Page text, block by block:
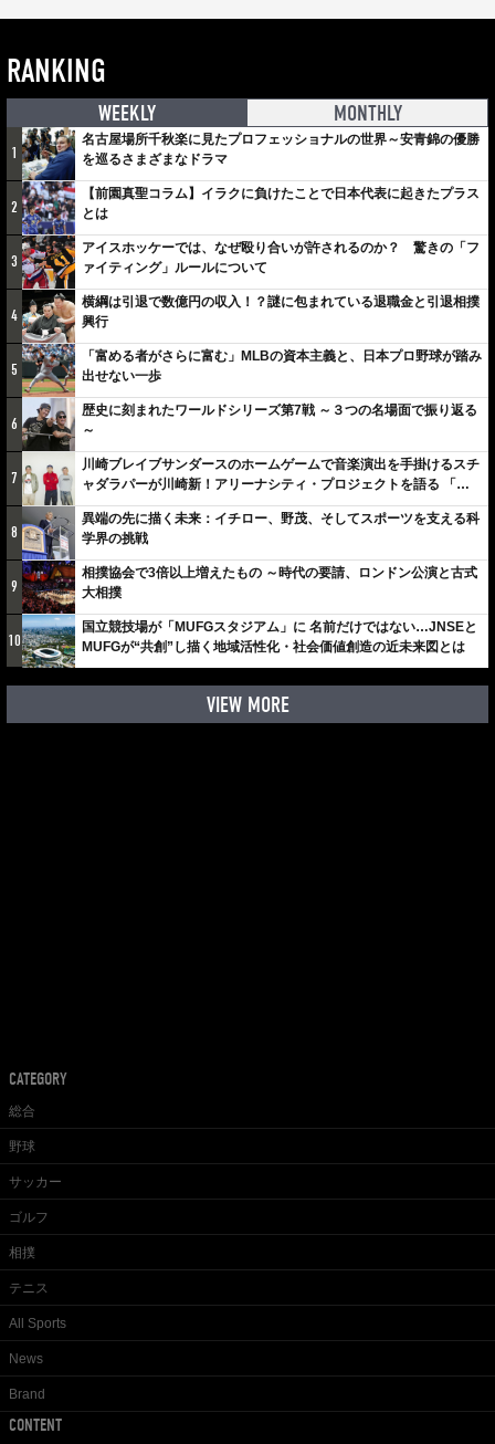
RANKING
WEEKLY MONTHLY
1
名古屋場所千秋楽に見たプロフェッショナルの世界～安青錦の優勝
を巡るさまざまなドラマ
2
【前園真聖コラム】イラクに負けたことで日本代表に起きたプラス
とは
3
アイスホッケーでは、なぜ殴り合いが許されるのか？ 驚きの「フ
ァイティング」ルールについて
4
横綱は引退で数億円の収入！？謎に包まれている退職金と引退相撲
興行
5
「富める者がさらに富む」MLBの資本主義と、日本プロ野球が踏み
出せない一歩
6
歴史に刻まれたワールドシリーズ第7戦 ～３つの名場面で振り返る
～
7
川崎ブレイブサンダースのホームゲームで音楽演出を手掛けるスチ
ャダラパーが川崎新！アリーナシティ・プロジェクトを語る 「楽
しみでしかないでしょ。川崎は、ずっと成長曲線だから」
8
異端の先に描く未来：イチロー、野茂、そしてスポーツを支える科
学界の挑戦
9
相撲協会で3倍以上増えたもの ～時代の要請、ロンドン公演と古式
大相撲
10
国立競技場が「MUFGスタジアム」に 名前だけではない…JNSEと
MUFGが“共創”し描く地域活性化・社会価値創造の近未来図とは
VIEW MORE
CATEGORY
総合
野球
サッカー
ゴルフ
相撲
テニス
All Sports
News
Brand
CONTENT